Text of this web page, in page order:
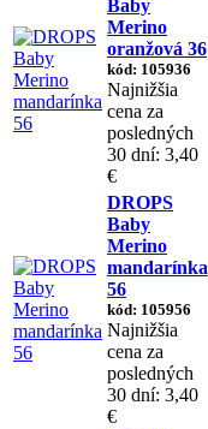
Baby
Merino
oranžová 36
kód: 105936
Najnižšia
cena za
posledných
30 dní: 3,40
€
DROPS
Baby
Merino
mandarínka
56
kód: 105956
Najnižšia
cena za
posledných
30 dní: 3,40
€